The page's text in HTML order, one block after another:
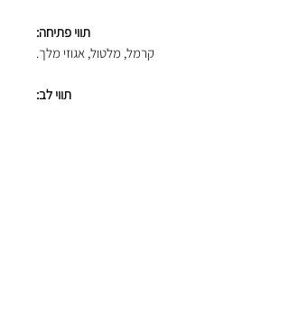
תווי פתיחה:
קרמל, מלטול, אגוזי מלך.
תווי לב: